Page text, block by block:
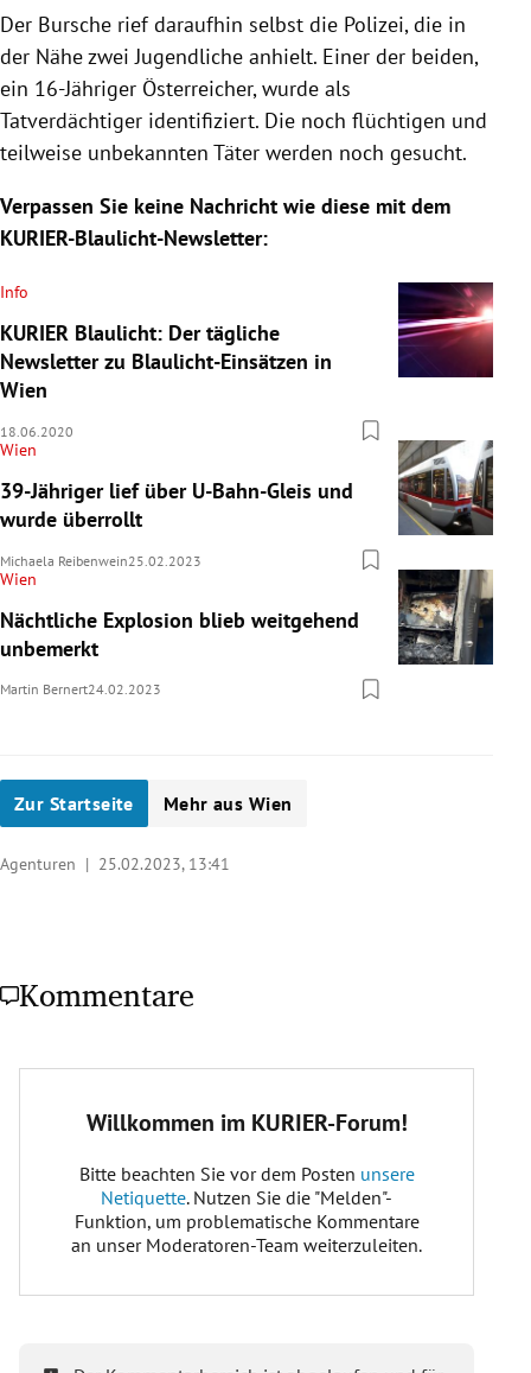
Der Bursche rief daraufhin selbst die Polizei, die in
der Nähe zwei Jugendliche anhielt. Einer der beiden,
ein 16-Jähriger Österreicher, wurde als
Tatverdächtiger identifiziert. Die noch flüchtigen und
teilweise unbekannten Täter werden noch gesucht.
Verpassen Sie keine Nachricht wie diese mit dem
KURIER-Blaulicht-Newsletter:
Info
KURIER Blaulicht: Der tägliche
Newsletter zu Blaulicht-Einsätzen in
Wien
18.06.2020
Wien
39-Jähriger lief über U-Bahn-Gleis und
wurde überrollt
Michaela Reibenwein25.02.2023
Wien
Nächtliche Explosion blieb weitgehend
unbemerkt
Martin Bernert24.02.2023
Zur Startseite Mehr aus Wien
Agenturen | 25.02.2023, 13:41
Kommentare